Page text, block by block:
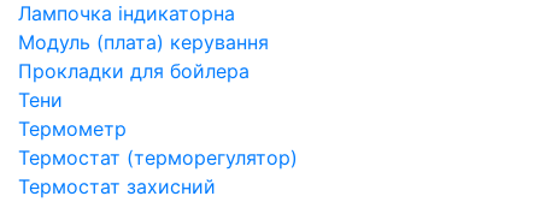
Лампочка індикаторна
Модуль (плата) керування
Прокладки для бойлера
Тени
Термометр
Термостат (терморегулятор)
Термостат захисний